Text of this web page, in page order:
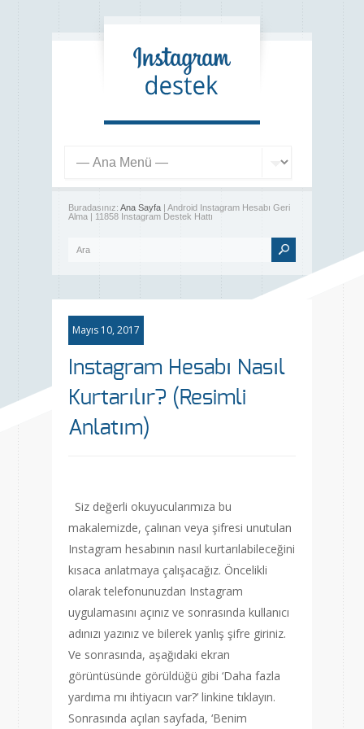
Buradasınız: Ana Sayfa | Android Instagram Hesabı Geri
Alma | 11858 Instagram Destek Hattı
Mayıs 10, 2017
Instagram Hesabı Nasıl
Kurtarılır? (Resimli
Anlatım)
Siz değerli okuyucularımıza bu
makalemizde, çalınan veya şifresi unutulan
Instagram hesabının nasıl kurtarılabileceğini
kısaca anlatmaya çalışacağız. Öncelikli
olarak telefonunuzdan Instagram
uygulamasını açınız ve sonrasında kullanıcı
adınızı yazınız ve bilerek yanlış şifre giriniz.
Ve sonrasında, aşağıdaki ekran
görüntüsünde görüldüğü gibi ‘Daha fazla
yardıma mı ihtiyacın var?’ linkine tıklayın.
Sonrasında açılan sayfada, ‘Benim